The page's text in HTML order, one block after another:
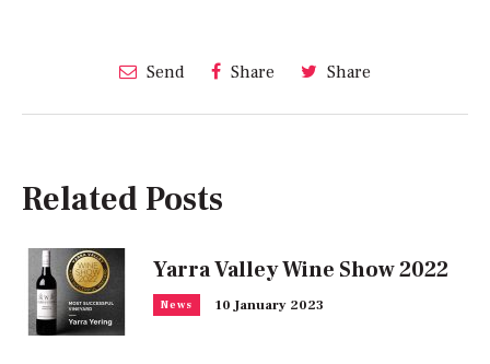
Send Share Share
Related Posts
Yarra Valley Wine Show 2022
News 10 January 2023